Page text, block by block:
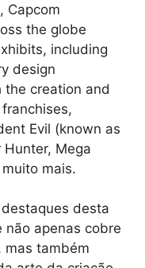
Capcom
the globe
including
design
creation and
Evil (known as
Mega
mais.
desta
não apenas cobre
mas também